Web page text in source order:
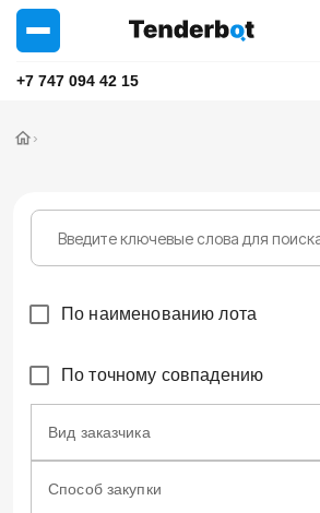
+7 747 094 42 15
›
По наименованию лота
По точному совпадению
Вид заказчика
Способ закупки